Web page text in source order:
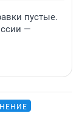
пустые.
—